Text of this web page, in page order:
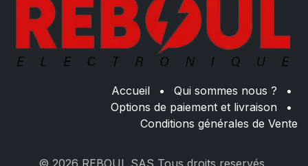
Accueil • Qui sommes nous ?
•
Options de paiement et livraison
•
Conditions générales de Vente
© 2026 REBOUL SAS Tous droits reservés